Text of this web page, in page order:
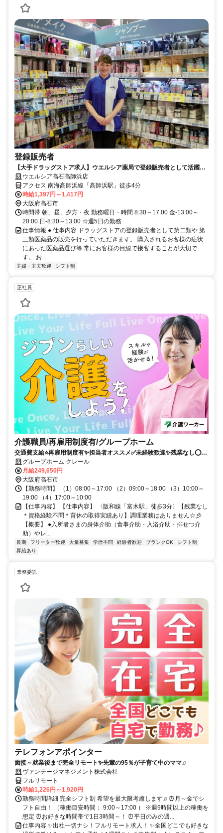
登録販売者
【大手ドラッグストア求人】ウエルシア薬局で登録販売者として活躍し
ませんか♪
ウエルシア高石高師浜店
アクセス 南海高師浜線「高師浜駅」徒歩4分
時給1,397円～1,417円
大阪府高石市
時間帯 朝、昼、夕方・夜 勤務曜日・時間 8:30～17:00 金-13:00～
20:00 日-8:30～13:00 ☆週5日の勤務
仕事情報 ● 仕事内容 ドラッグストアの登録販売者として第二類や 第
三類医薬品の販売を行っていただきます。 購入されるお客様の症状
にあった医薬品選び等 常にお客様の目線で接客することが大切で
す。 お...
主婦・主夫歓迎 シフト制
正社員
介護職員/再雇用制度有/グループホーム
交通費支給⭐️再雇用制度有✨担当者オススメ✅️未経験歓迎✨残業なし⭕️経
験者優遇✨駅チカ
グループホーム クレール
月給249,650円
大阪府高石市
【勤務時間】 （1）08:00～17:00 （2）09:00～18:00 （3）10:00～
19:00 （4）17:00～10:00
【仕事内容】 【仕事内容】 〈阪和線「富木駅」徒歩3分〉【残業なし
＊資格経験不問＊育休の取得実績あり】調理業務はありません☆彡
【概要】 ●入所者さまの身体介助（食事介助・入浴介助・排せつ介
助）やレ...
長期 フリーター歓迎 大量募集 学歴不問 経験者歓迎 ブランクOK
シフト制
昇給あり
業務委託
テレフォンアポインター
面接～就業後まで完全リモート✨先輩の95％が子育て中のママ♫
ヴァンテージマネジメント株式会社
フルリモート
時給1,226円～1,920円
勤務時間詳細 完全シフト制 希望を最大限考慮します♫ ⏰月～金でシ
フト自由！ （稼働目安時間： 9:00～17:00 ） ※週9時間以上の稼働を
想定 ⏰お好きな時間帯で1日3時間～！ ⏰平日のみの週...
仕事内容 ✨出社一切ナシ！フルリモート求人！ ✨全国どこでも好きな